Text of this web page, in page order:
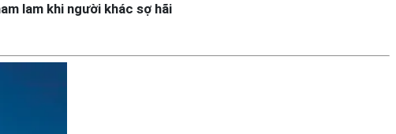
lam khi người khác sợ hãi